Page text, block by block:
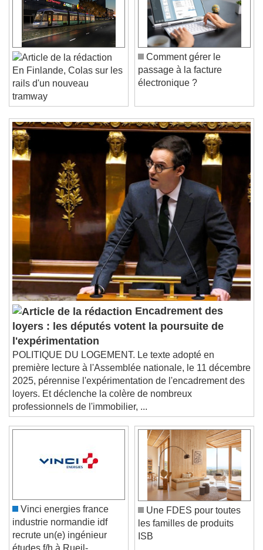
Play Video
Play
Skip Backward
Skip Forward
Unmute
Current Time0:00
/
Duration-:-
Loaded:0%
Stream Type
Seek to live, currently behind liveLIVE
Remaining Time-0:00
Chapters
Chapters
Descriptions
descriptions off, selected
Subtitles
subtitles settings
, opens subtitles
settings dialog
subtitles off, selected
Audio Track
Picture-in-Picture
Fullscreen
This is a modal window.
Beginning of dialog window. Escape will cancel
and close the window.
Text
Color Opacity
Text Background
Caption Area Background
Font Size
Text Edge Style
En Finlande, Colas sur les
rails d'un nouveau
tramway
Comment gérer le
passage à la facture
Encadrement des
loyers : les députés votent la poursuite de
l'expérimentation
POLITIQUE DU LOGEMENT. Le texte adopté en
première lecture à l'Assemblée nationale, le 11 décembre
2025, pérennise l'expérimentation de l'encadrement des
loyers. Et déclenche la colère de nombreux
professionnels de l'immobilier, ...
Vinci energies france
industrie normandie idf
recrute un(e) ingénieur
Une FDES pour toutes
les familles de produits